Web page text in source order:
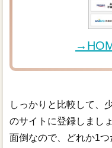
しっかりと比較して、
のサイトに登録しまし
面倒なので、どれか1